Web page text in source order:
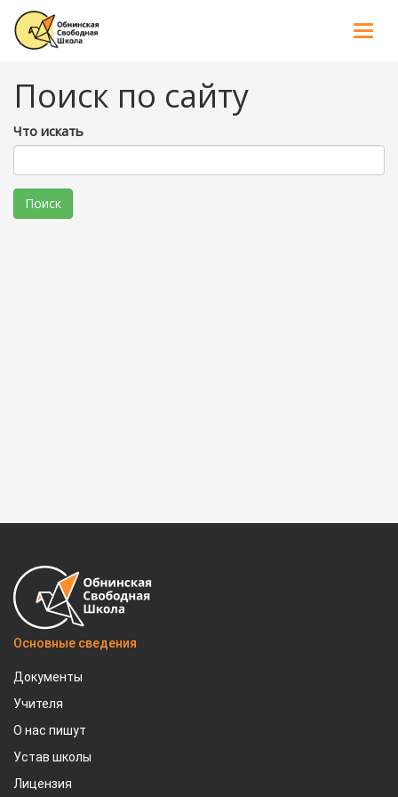
Поиск по сайту
Что искать
Поиск
Основные сведения
Документы
Учителя
О нас пишут
Устав школы
Лицензия